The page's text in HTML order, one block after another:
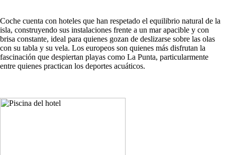
Coche cuenta con hoteles que han respetado el equilibrio natural de la
isla, construyendo sus instalaciones frente a un mar apacible y con
brisa constante, ideal para quienes gozan de deslizarse sobre las olas
con su tabla y su vela. Los europeos son quienes más disfrutan la
fascinación que despiertan playas como La Punta, particularmente
entre quienes practican los deportes acuáticos.